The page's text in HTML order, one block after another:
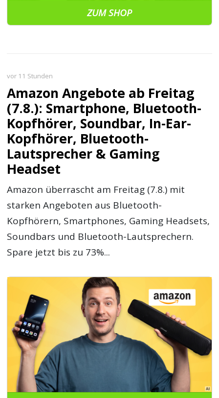
ZUM SHOP
vor 11 Stunden
Amazon Angebote ab Freitag
(7.8.): Smartphone, Bluetooth-
Kopfhörer, Soundbar, In-Ear-
Kopfhörer, Bluetooth-
Lautsprecher & Gaming
Headset
Amazon überrascht am Freitag (7.8.) mit
starken Angeboten aus Bluetooth-
Kopfhörern, Smartphones, Gaming Headsets,
Soundbars und Bluetooth-Lautsprechern.
Spare jetzt bis zu 73%...